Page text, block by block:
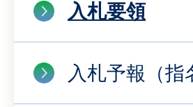
入札要領
入札予報（